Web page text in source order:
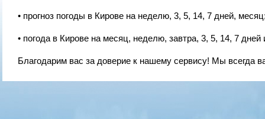
• прогноз погоды в Кирове на неделю, 3, 5, 14, 7 дней,
• погода в Кирове на месяц, неделю, завтра, 3, 5, 14, 7 дней
Благодарим вас за доверие к нашему сервису! Мы всегда